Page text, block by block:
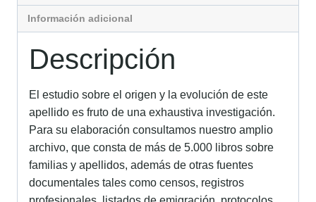
Información adicional
Descripción
El estudio sobre el origen y la evolución de este
apellido es fruto de una exhaustiva investigación.
Para su elaboración consultamos nuestro amplio
archivo, que consta de más de 5.000 libros sobre
familias y apellidos, además de otras fuentes
documentales tales como censos, registros